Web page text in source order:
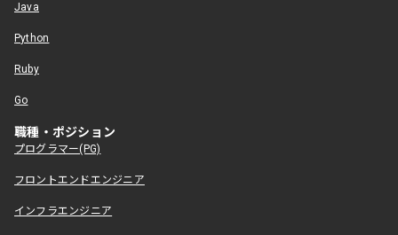
Java
Python
Ruby
Go
職種・ポジション
プログラマー(PG)
フロントエンドエンジニア
インフラエンジニア